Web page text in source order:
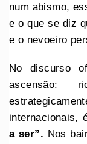
num abismo,
e o que se diz
e o nevoeiro
No discurso
ascensão:
internacionais,
a ser”. Nos